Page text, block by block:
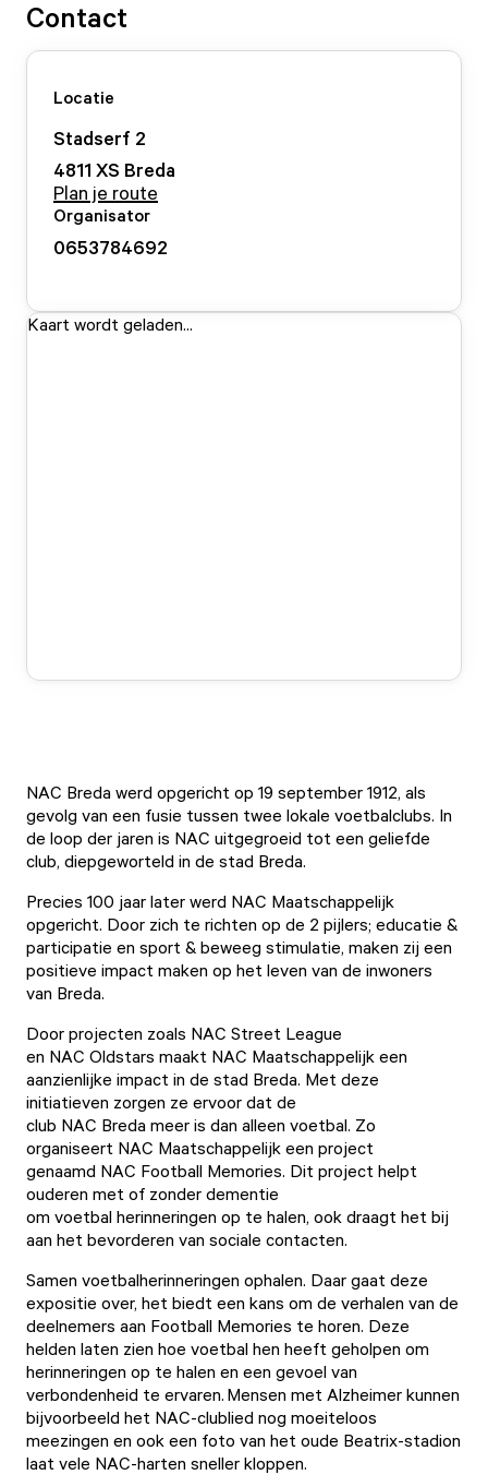
Contact
Locatie
Stadserf 2
4811 XS Breda
Plan je route
Organisator
0653784692
Kaart wordt geladen...
NAC Breda werd opgericht op 19 september 1912, als
gevolg van een fusie tussen twee lokale voetbalclubs. In
de loop der jaren is NAC uitgegroeid tot een geliefde
club, diepgeworteld in de stad Breda.
Precies 100 jaar later werd NAC Maatschappelijk
opgericht. Door zich te richten op de 2 pijlers; educatie &
participatie en sport & beweeg stimulatie, maken zij een
positieve impact maken op het leven van de inwoners
van Breda.
Door projecten zoals NAC Street League
en NAC Oldstars maakt NAC Maatschappelijk een
aanzienlijke impact in de stad Breda. Met deze
initiatieven zorgen ze ervoor dat de
club NAC Breda meer is dan alleen voetbal. Zo
organiseert NAC Maatschappelijk een project
genaamd NAC Football Memories. Dit project helpt
ouderen met of zonder dementie
om voetbal herinneringen op te halen, ook draagt het bij
aan het bevorderen van sociale contacten.
Samen voetbalherinneringen ophalen. Daar gaat deze
expositie over, het biedt een kans om de verhalen van de
deelnemers aan Football Memories te horen. Deze
helden laten zien hoe voetbal hen heeft geholpen om
herinneringen op te halen en een gevoel van
verbondenheid te ervaren. Mensen met Alzheimer kunnen
bijvoorbeeld het NAC-clublied nog moeiteloos
meezingen en ook een foto van het oude Beatrix-stadion
laat vele NAC-harten sneller kloppen.